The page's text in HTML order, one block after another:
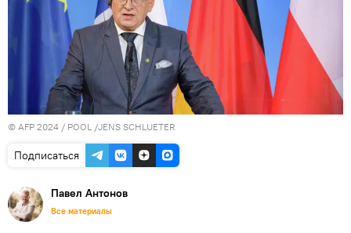
© AFP 2024 / POOL /JENS SCHLUETER
Подписаться
Павел Антонов
Все материалы